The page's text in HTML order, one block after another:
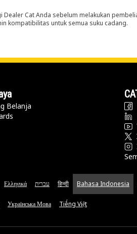
Cat Anda sebelum melakukan
kompatibilitas untuk semua suku cadang.
Belanja
Ελληνικά עברית हिन्दी Bahasa Indonesia
Українська Мова Tiếng Việt